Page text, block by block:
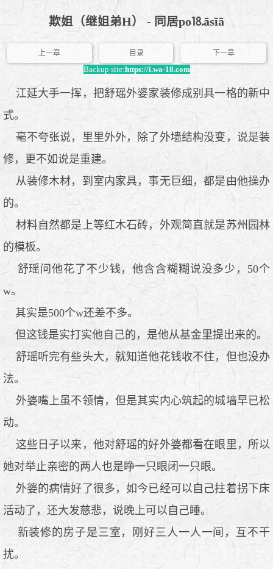
欺姐（继姐弟H） - 同居рo⒙āsīā
上一章 目录 下一章
Backup site:https://i.wa-18.com
江延大手一挥，把舒瑶外婆家装修成别具一格的新中
式。
毫不夸张说，里里外外，除了外墙结构没变，说是装
修，更不如说是重建。
从装修木材，到室内家具，事无巨细，都是由他操办
的。
材料自然都是上等红木石砖，外观简直就是苏州园林
的模板。
舒瑶问他花了不少钱，他含含糊糊说没多少，50个
w。
其实是500个w还差不多。
但这钱是实打实他自己的，是他从基金里提出来的。
舒瑶听完有些头大，就知道他花钱收不住，但也没办
法。
外婆嘴上虽不领情，但是其实内心筑起的城墙早已松
动。
这些日子以来，他对舒瑶的好外婆都看在眼里，所以
她对举止亲密的两人也是睁一只眼闭一只眼。
外婆的病情好了很多，如今已经可以自己拄着拐下床
活动了，还大发慈悲，说晚上可以自己睡。
新装修的房子是三室，刚好三人一人一间，互不干
扰。